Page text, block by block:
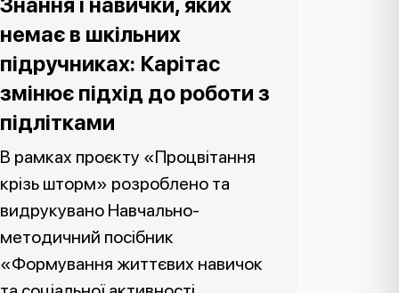
Знання і навички, яких
немає в шкільних
підручниках: Карітас
змінює підхід до роботи з
підлітками
В рамках проєкту «Процвітання
крізь шторм» розроблено та
видрукувано Навчально-
методичний посібник
«Формування життєвих навичок